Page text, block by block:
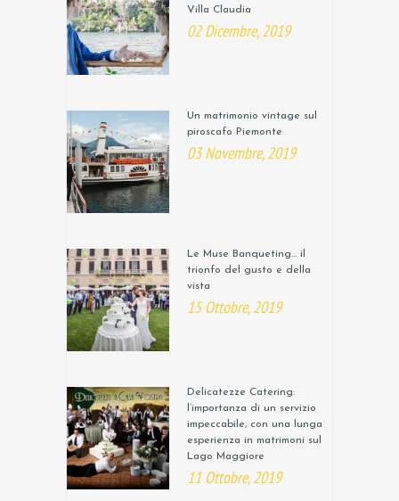
Villa Claudia
02 Dicembre, 2019
Un matrimonio vintage sul
piroscafo Piemonte
03 Novembre, 2019
Le Muse Banqueting… il
trionfo del gusto e della
vista
15 Ottobre, 2019
Delicatezze Catering:
l’importanza di un servizio
impeccabile, con una lunga
esperienza in matrimoni sul
Lago Maggiore
11 Ottobre, 2019